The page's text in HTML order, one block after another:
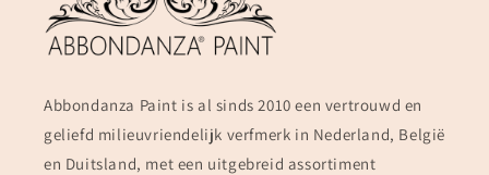
Abbondanza Paint is al sinds 2010 een vertrouwd en
geliefd milieuvriendelijk verfmerk in Nederland, België
en Duitsland, met een uitgebreid assortiment